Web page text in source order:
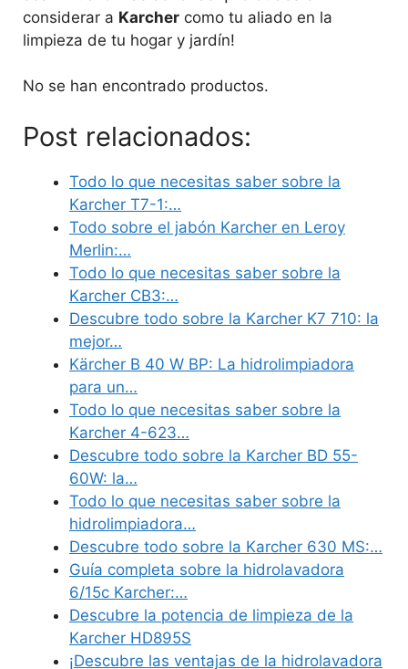
considerar a Karcher como tu aliado en la
limpieza de tu hogar y jardín!
No se han encontrado productos.
Post relacionados:
Todo lo que necesitas saber sobre la
Karcher T7-1:…
Todo sobre el jabón Karcher en Leroy
Merlin:…
Todo lo que necesitas saber sobre la
Karcher CB3:…
Descubre todo sobre la Karcher K7 710: la
mejor…
Kärcher B 40 W BP: La hidrolimpiadora
para un…
Todo lo que necesitas saber sobre la
Karcher 4-623…
Descubre todo sobre la Karcher BD 55-
60W: la…
Todo lo que necesitas saber sobre la
hidrolimpiadora…
Descubre todo sobre la Karcher 630 MS:…
Guía completa sobre la hidrolavadora
6/15c Karcher:…
Descubre la potencia de limpieza de la
Karcher HD895S
¡Descubre las ventajas de la hidrolavadora